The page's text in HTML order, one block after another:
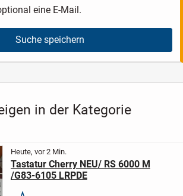
eine E-Mail.
Suche speichern
in der Kategorie
Heute, vor 2 Min.
Tastatur Cherry NEU/ RS 6000 M
/G83-6105 LRPDE